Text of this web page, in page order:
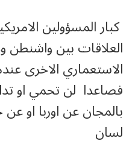
كبار المسؤولين
العلاقات بين
الاستعماري الاخرى
فصاعدا لن تحمي او
بالمجان عن اوربا او
لسان